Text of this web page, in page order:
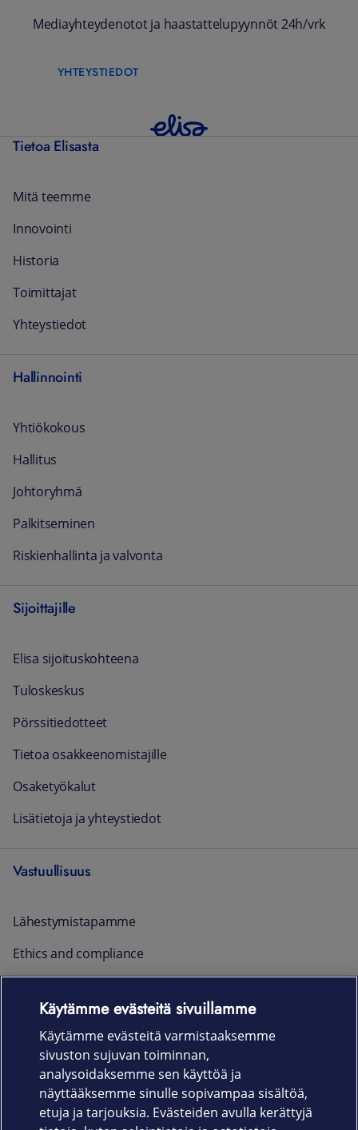
Mediayhteydenotot ja haastattelupyynnöt 24h/vrk
YHTEYSTIEDOT
Tietoa Elisasta
Mitä teemme
Innovointi
Historia
Toimittajat
Yhteystiedot
Hallinnointi
Yhtiökokous
Hallitus
Johtoryhmä
Palkitseminen
Riskienhallinta ja valvonta
Sijoittajille
Elisa sijoituskohteena
Tuloskeskus
Pörssitiedotteet
Tietoa osakkeenomistajille
Osaketyökalut
Lisätietoja ja yhteystiedot
Vastuullisuus
Lähestymistapamme
Ethics and compliance
Ajankohtaista
Rekrytointi
Uutishuone
Käytämme evästeitä sivuillamme
Käytämme evästeitä varmistaaksemme
sivuston sujuvan toiminnan,
analysoidaksemme sen käyttöä ja
näyttääksemme sinulle sopivampaa sisältöä,
etuja ja tarjouksia. Evästeiden avulla kerättyjä